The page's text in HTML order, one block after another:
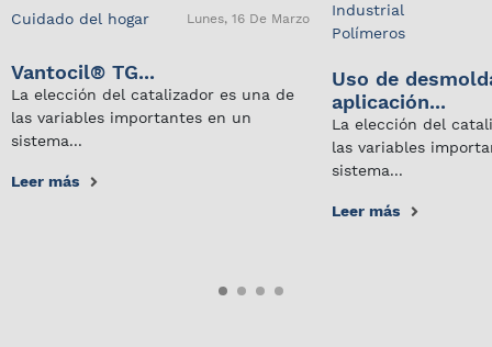
Cuidado del hogar Lunes, 16 De Marzo
Vantocil® TG...
La elección del catalizador es una de
las variables importantes en un
sistema...
Leer más
Industrial
Polímeros
Uso de
aplicación...
La elección del
las variables
sistema...
Leer más